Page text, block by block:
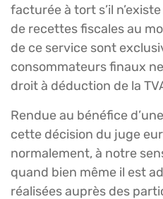
facturée à tort s’il
de recettes fiscales au
de ce service sont
consommateurs finaux
droit à déduction de la
Rendue au bénéfice
cette décision du juge
normalement, à notre
quand bien même il est
réalisées auprès des